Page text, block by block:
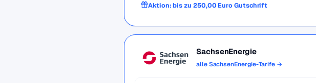
Aktion: bis zu 250,00 Euro Gutschrift
SachsenEnergie
alle SachsenEnergie-Tarife →